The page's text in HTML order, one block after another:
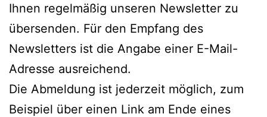
Ihnen regelmäßig unseren Newsletter zu
übersenden. Für den Empfang des
Newsletters ist die Angabe einer E-Mail-
Adresse ausreichend.
Die Abmeldung ist jederzeit möglich, zum
Beispiel über einen Link am Ende eines